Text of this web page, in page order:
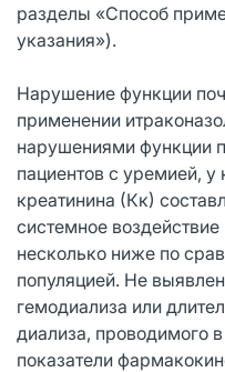
разделы «Способ
указания»).
Нарушение функции
применении
нарушениями функции
пациентов с уремией,
креатинина (Кк)
системное
несколько ниже по
популяцией. Не
гемодиализа или
диализа, проводимого
показатели